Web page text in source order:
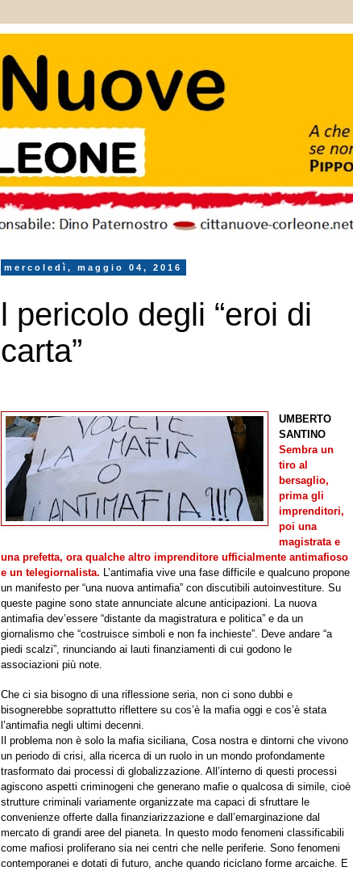
mercoledì, maggio 04, 2016
l pericolo degli “eroi di
carta”
UMBERTO
SANTINO
Sembra un
tiro al
bersaglio,
prima gli
imprenditori,
poi una
magistrata e
una prefetta, ora qualche altro imprenditore ufficialmente antimafioso
e un telegiornalista. L’antimafia vive una fase difficile e qualcuno propone
un manifesto per “una nuova antimafia” con discutibili autoinvestiture. Su
queste pagine sono state annunciate alcune anticipazioni. La nuova
antimafia dev’essere “distante da magistratura e politica” e da un
giornalismo che “costruisce simboli e non fa inchieste”. Deve andare “a
piedi scalzi”, rinunciando ai lauti finanziamenti di cui godono le
associazioni più note.
Che ci sia bisogno di una riflessione seria, non ci sono dubbi e
bisognerebbe soprattutto riflettere su cos’è la mafia oggi e cos’è stata
l’antimafia negli ultimi decenni.
Il problema non è solo la mafia siciliana, Cosa nostra e dintorni che vivono
un periodo di crisi, alla ricerca di un ruolo in un mondo profondamente
trasformato dai processi di globalizzazione. All’interno di questi processi
agiscono aspetti criminogeni che generano mafie o qualcosa di simile, cioè
strutture criminali variamente organizzate ma capaci di sfruttare le
convenienze offerte dalla finanziarizzazione e dall’emarginazione dal
mercato di grandi aree del pianeta. In questo modo fenomeni classificabili
come mafiosi proliferano sia nei centri che nelle periferie. Sono fenomeni
contemporanei e dotati di futuro, anche quando riciclano forme arcaiche. E